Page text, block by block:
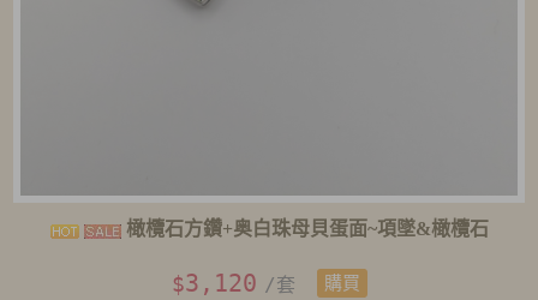
橄欖石方鑽+奥白珠母貝蛋面~項墜&橄欖石
$3,120 /套 購買